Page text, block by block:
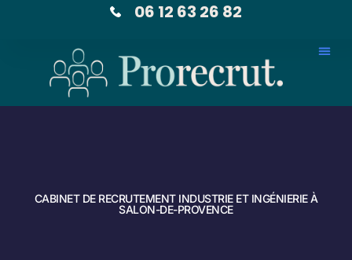
06 12 63 26 82
CABINET DE RECRUTEMENT INDUSTRIE ET INGÉNIERIE À
SALON-DE-PROVENCE